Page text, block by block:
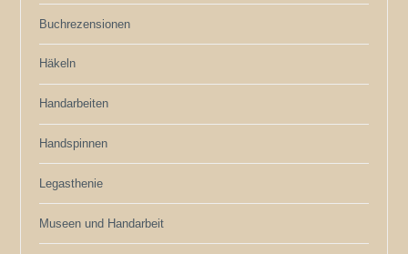
Buchrezensionen
Häkeln
Handarbeiten
Handspinnen
Legasthenie
Museen und Handarbeit